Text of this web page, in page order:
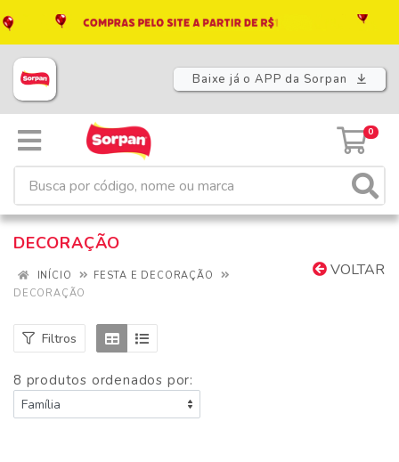
Baixe já o APP da Sorpan
0
DECORAÇÃO
VOLTAR
INÍCIO
FESTA E DECORAÇÃO
DECORAÇÃO
Filtros
8 produtos ordenados por: